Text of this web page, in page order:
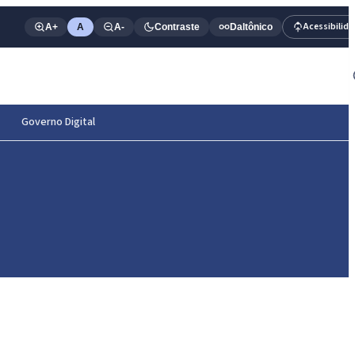
A+ A A- Contraste Daltônico
Governo Digital